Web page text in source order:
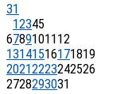
31
12345
6789101112
13141516171819
20212223242526
2728293031